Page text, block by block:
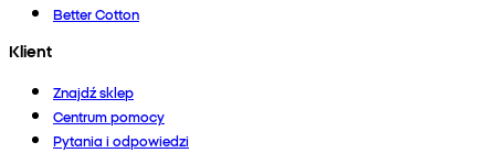
Better Cotton
Klient
Znajdź sklep
Centrum pomocy
Pytania i odpowiedzi